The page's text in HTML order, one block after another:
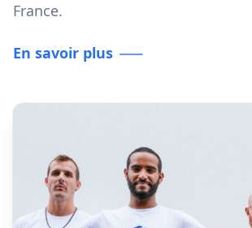
France.
En savoir plus